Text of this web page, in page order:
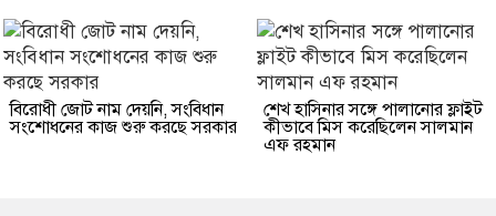
বিরোধী জোট নাম দেয়নি, সংবিধান
সংশোধনের কাজ শুরু করছে সরকার
শেখ হাসিনার সঙ্গে পালানোর ফ্লাইট
কীভাবে মিস করেছিলেন সালমান
এফ রহমান